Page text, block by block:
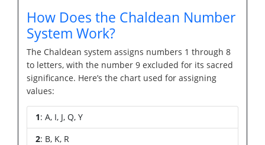
How Does the Chaldean Number
System Work?
The Chaldean system assigns numbers 1 through 8
to letters, with the number 9 excluded for its sacred
significance. Here’s the chart used for assigning
values:
1: A, I, J, Q, Y
2: B, K, R